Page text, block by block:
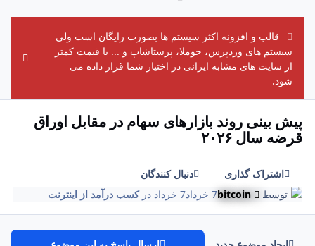
قالب و افزونه اکثر سیستم ها بصورت رایگان است ولی
سیستم های وردپرس، جوملا، پرستاشاپ و ... با قیمت کمتر
از سایت های مشابه ایرانی در اختیار شما قرار داده می
شود.
پیش بینی روند بازارهای سهام در مقابل اوراق
قرضه سال ۲۰۲۶
اشتراک گذاری
دنبال کنندگان
توسط
bitcoin 7 خرداد 7 خرداد درکسب درآمد از اینترنت